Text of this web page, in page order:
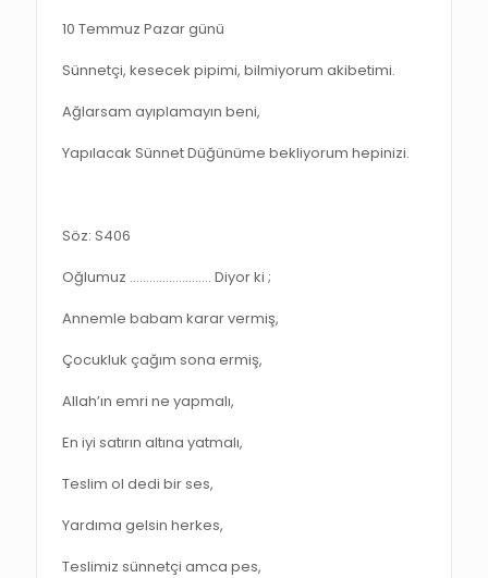
10 Temmuz Pazar günü
Sünnetçi, kesecek pipimi, bilmiyorum akibetimi.
Ağlarsam ayıplamayın beni,
Yapılacak Sünnet Düğünüme bekliyorum hepinizi.
Söz: S406
Oğlumuz ……………………. Diyor ki ;
Annemle babam karar vermiş,
Çocukluk çağım sona ermiş,
Allah’ın emri ne yapmalı,
En iyi satırın altına yatmalı,
Teslim ol dedi bir ses,
Yardıma gelsin herkes,
Teslimiz sünnetçi amca pes,